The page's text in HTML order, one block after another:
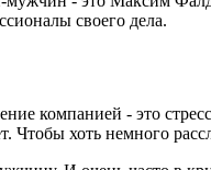
своего дела.
компанией - это
Чтобы хоть немного